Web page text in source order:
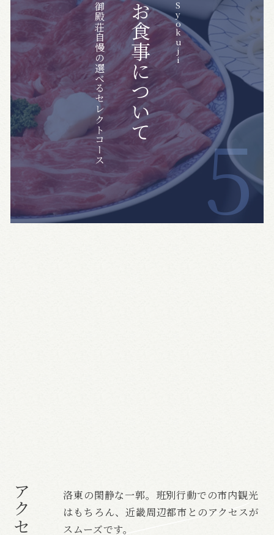
Syokuji
お食事について
御殿荘自慢の選べるセレクトコース
アクセス
洛東の閑静な一郭。班別行動での市内観光
はもちろん、近畿周辺都市とのアクセスが
スムーズです。